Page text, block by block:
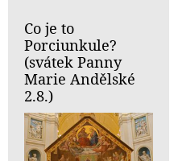
Co je to
Porciunkule?
(svátek Panny
Marie Andělské
2.8.)